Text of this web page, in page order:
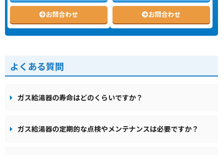
お問合わせ お問合わせ
よくある質問
ガス給湯器の寿命はどのくらいですか？
ガス給湯器の定期的な点検やメンテナンスは必要ですか？